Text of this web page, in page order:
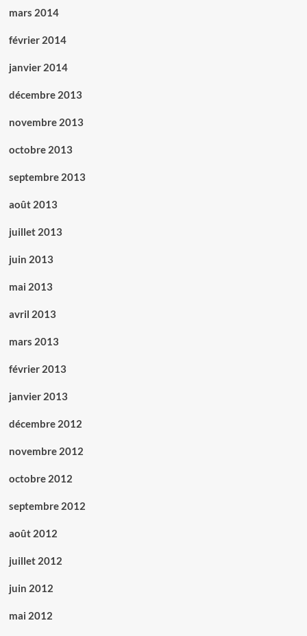
mars 2014
février 2014
janvier 2014
décembre 2013
novembre 2013
octobre 2013
septembre 2013
août 2013
juillet 2013
juin 2013
mai 2013
avril 2013
mars 2013
février 2013
janvier 2013
décembre 2012
novembre 2012
octobre 2012
septembre 2012
août 2012
juillet 2012
juin 2012
mai 2012